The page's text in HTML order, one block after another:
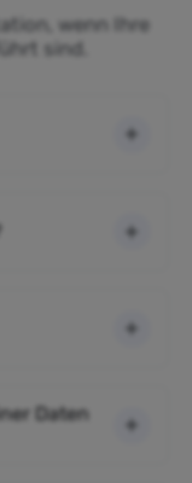
wenn Ihre
sind.
Daten